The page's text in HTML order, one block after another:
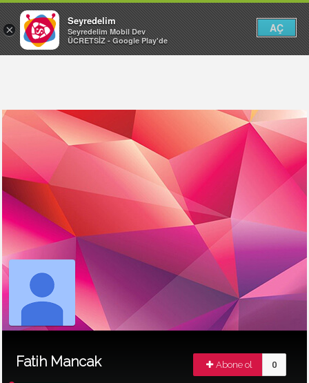
Fatih Mancak Abone ol 0
×
Seyredelim
Seyredelim Mobil Dev
ÜCRETSİZ - Google Play'de
AÇ